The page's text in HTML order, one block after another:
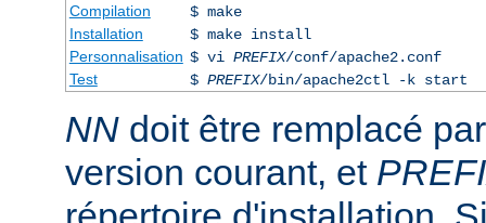
Compilation
$ make
Installation
$ make install
Personnalisation $ vi PREFIX/conf/apache2.conf
Test
$ PREFIX/bin/apache2ctl -k start
NN doit être remplacé
version courant, et